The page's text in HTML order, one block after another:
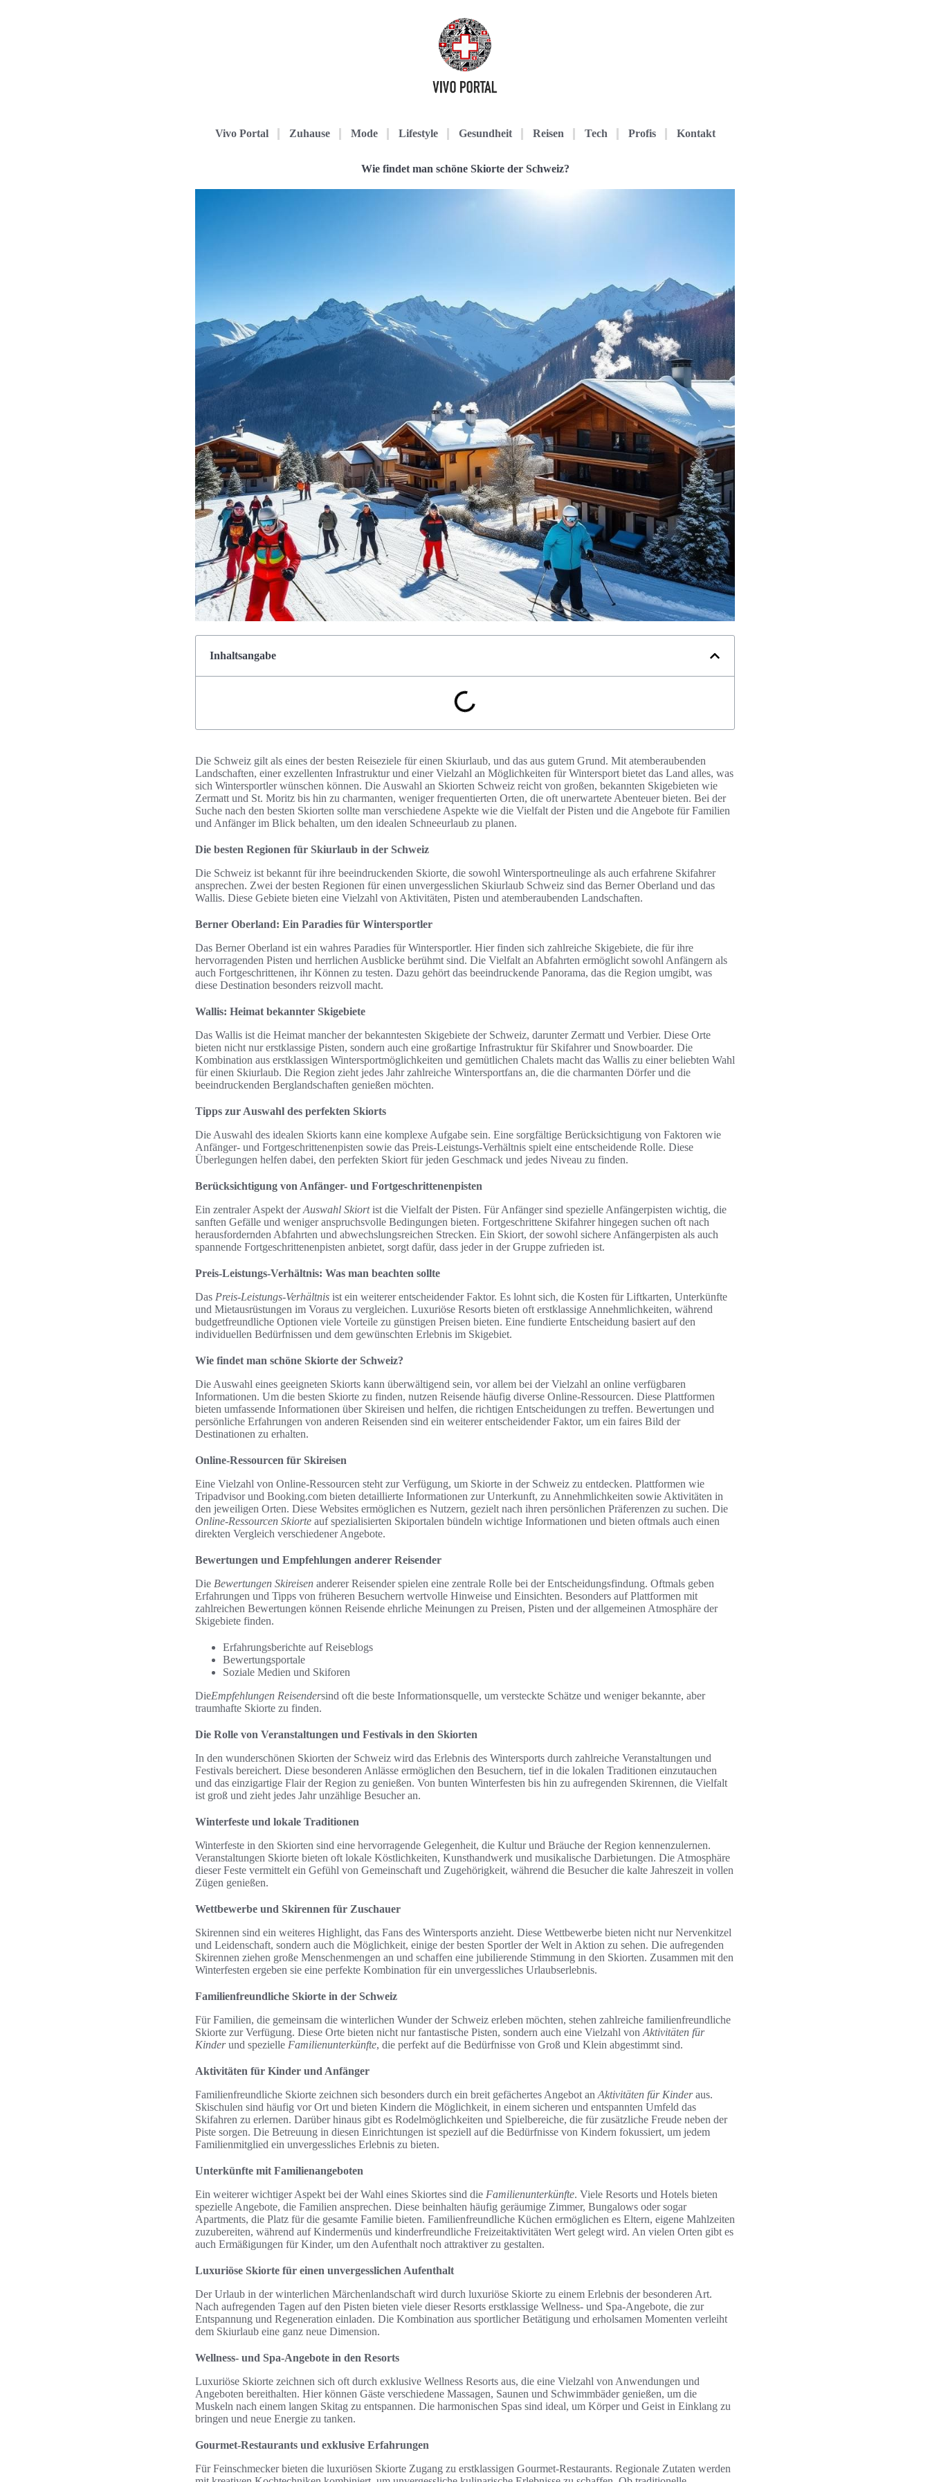
Vivo Portal Zuhause Mode Lifestyle Gesundheit Reisen Tech Profis Kontakt
Wie findet man schöne Skiorte der Schweiz?
Inhaltsangabe
Die Schweiz gilt als eines der besten Reiseziele für einen Skiurlaub, und das aus gutem Grund. Mit atemberaubenden
Landschaften, einer exzellenten Infrastruktur und einer Vielzahl an Möglichkeiten für Wintersport bietet das Land alles, was
sich Wintersportler wünschen können. Die Auswahl an Skiorten Schweiz reicht von großen, bekannten Skigebieten wie
Zermatt und St. Moritz bis hin zu charmanten, weniger frequentierten Orten, die oft unerwartete Abenteuer bieten. Bei der
Suche nach den besten Skiorten sollte man verschiedene Aspekte wie die Vielfalt der Pisten und die Angebote für Familien
und Anfänger im Blick behalten, um den idealen Schneeurlaub zu planen.
Die besten Regionen für Skiurlaub in der Schweiz
Die Schweiz ist bekannt für ihre beeindruckenden Skiorte, die sowohl Wintersportneulinge als auch erfahrene Skifahrer
ansprechen. Zwei der besten Regionen für einen unvergesslichen Skiurlaub Schweiz sind das Berner Oberland und das
Wallis. Diese Gebiete bieten eine Vielzahl von Aktivitäten, Pisten und atemberaubenden Landschaften.
Berner Oberland: Ein Paradies für Wintersportler
Das Berner Oberland ist ein wahres Paradies für Wintersportler. Hier finden sich zahlreiche Skigebiete, die für ihre
hervorragenden Pisten und herrlichen Ausblicke berühmt sind. Die Vielfalt an Abfahrten ermöglicht sowohl Anfängern als
auch Fortgeschrittenen, ihr Können zu testen. Dazu gehört das beeindruckende Panorama, das die Region umgibt, was
diese Destination besonders reizvoll macht.
Wallis: Heimat bekannter Skigebiete
Das Wallis ist die Heimat mancher der bekanntesten Skigebiete der Schweiz, darunter Zermatt und Verbier. Diese Orte
bieten nicht nur erstklassige Pisten, sondern auch eine großartige Infrastruktur für Skifahrer und Snowboarder. Die
Kombination aus erstklassigen Wintersportmöglichkeiten und gemütlichen Chalets macht das Wallis zu einer beliebten Wahl
für einen Skiurlaub. Die Region zieht jedes Jahr zahlreiche Wintersportfans an, die die charmanten Dörfer und die
beeindruckenden Berglandschaften genießen möchten.
Tipps zur Auswahl des perfekten Skiorts
Die Auswahl des idealen Skiorts kann eine komplexe Aufgabe sein. Eine sorgfältige Berücksichtigung von Faktoren wie
Anfänger- und Fortgeschrittenenpisten sowie das Preis-Leistungs-Verhältnis spielt eine entscheidende Rolle. Diese
Überlegungen helfen dabei, den perfekten Skiort für jeden Geschmack und jedes Niveau zu finden.
Berücksichtigung von Anfänger- und Fortgeschrittenenpisten
Ein zentraler Aspekt derAuswahl Skiortist die Vielfalt der Pisten. Für Anfänger sind spezielle Anfängerpisten wichtig, die
sanften Gefälle und weniger anspruchsvolle Bedingungen bieten. Fortgeschrittene Skifahrer hingegen suchen oft nach
herausfordernden Abfahrten und abwechslungsreichen Strecken. Ein Skiort, der sowohl sichere Anfängerpisten als auch
spannende Fortgeschrittenenpisten anbietet, sorgt dafür, dass jeder in der Gruppe zufrieden ist.
Preis-Leistungs-Verhältnis: Was man beachten sollte
Das Preis-Leistungs-Verhältnis ist ein weiterer entscheidender Faktor. Es lohnt sich, die Kosten für Liftkarten, Unterkünfte
und Mietausrüstungen im Voraus zu vergleichen. Luxuriöse Resorts bieten oft erstklassige Annehmlichkeiten, während
budgetfreundliche Optionen viele Vorteile zu günstigen Preisen bieten. Eine fundierte Entscheidung basiert auf den
individuellen Bedürfnissen und dem gewünschten Erlebnis im Skigebiet.
Wie findet man schöne Skiorte der Schweiz?
Die Auswahl eines geeigneten Skiorts kann überwältigend sein, vor allem bei der Vielzahl an online verfügbaren
Informationen. Um die besten Skiorte zu finden, nutzen Reisende häufig diverse Online-Ressourcen. Diese Plattformen
bieten umfassende Informationen über Skireisen und helfen, die richtigen Entscheidungen zu treffen. Bewertungen und
persönliche Erfahrungen von anderen Reisenden sind ein weiterer entscheidender Faktor, um ein faires Bild der
Destinationen zu erhalten.
Online-Ressourcen für Skireisen
Eine Vielzahl von Online-Ressourcen steht zur Verfügung, um Skiorte in der Schweiz zu entdecken. Plattformen wie
Tripadvisor und Booking.com bieten detaillierte Informationen zur Unterkunft, zu Annehmlichkeiten sowie Aktivitäten in
den jeweiligen Orten. Diese Websites ermöglichen es Nutzern, gezielt nach ihren persönlichen Präferenzen zu suchen. Die
Online-Ressourcen Skiorte auf spezialisierten Skiportalen bündeln wichtige Informationen und bieten oftmals auch einen
direkten Vergleich verschiedener Angebote.
Bewertungen und Empfehlungen anderer Reisender
Die Bewertungen Skireisen anderer Reisender spielen eine zentrale Rolle bei der Entscheidungsfindung. Oftmals geben
Erfahrungen und Tipps von früheren Besuchern wertvolle Hinweise und Einsichten. Besonders auf Plattformen mit
zahlreichen Bewertungen können Reisende ehrliche Meinungen zu Preisen, Pisten und der allgemeinen Atmosphäre der
Skigebiete finden.
Erfahrungsberichte auf Reiseblogs
Bewertungsportale
Soziale Medien und Skiforen
DieEmpfehlungen Reisendersind oft die beste Informationsquelle, um versteckte Schätze und weniger bekannte, aber
traumhafte Skiorte zu finden.
Die Rolle von Veranstaltungen und Festivals in den Skiorten
In den wunderschönen Skiorten der Schweiz wird das Erlebnis des Wintersports durch zahlreiche Veranstaltungen und
Festivals bereichert. Diese besonderen Anlässe ermöglichen den Besuchern, tief in die lokalen Traditionen einzutauchen
und das einzigartige Flair der Region zu genießen. Von bunten Winterfesten bis hin zu aufregenden Skirennen, die Vielfalt
ist groß und zieht jedes Jahr unzählige Besucher an.
Winterfeste und lokale Traditionen
Winterfeste in den Skiorten sind eine hervorragende Gelegenheit, die Kultur und Bräuche der Region kennenzulernen.
Veranstaltungen Skiorte bieten oft lokale Köstlichkeiten, Kunsthandwerk und musikalische Darbietungen. Die Atmosphäre
dieser Feste vermittelt ein Gefühl von Gemeinschaft und Zugehörigkeit, während die Besucher die kalte Jahreszeit in vollen
Zügen genießen.
Wettbewerbe und Skirennen für Zuschauer
Skirennen sind ein weiteres Highlight, das Fans des Wintersports anzieht. Diese Wettbewerbe bieten nicht nur Nervenkitzel
und Leidenschaft, sondern auch die Möglichkeit, einige der besten Sportler der Welt in Aktion zu sehen. Die aufregenden
Skirennen ziehen große Menschenmengen an und schaffen eine jubilierende Stimmung in den Skiorten. Zusammen mit den
Winterfesten ergeben sie eine perfekte Kombination für ein unvergessliches Urlaubserlebnis.
Familienfreundliche Skiorte in der Schweiz
Für Familien, die gemeinsam die winterlichen Wunder der Schweiz erleben möchten, stehen zahlreiche familienfreundliche
Skiorte zur Verfügung. Diese Orte bieten nicht nur fantastische Pisten, sondern auch eine Vielzahl von Aktivitäten für
Kinderund spezielle Familienunterkünfte, die perfekt auf die Bedürfnisse von Groß und Klein abgestimmt sind.
Aktivitäten für Kinder und Anfänger
Familienfreundliche Skiorte zeichnen sich besonders durch ein breit gefächertes Angebot an Aktivitäten für Kinderaus.
Skischulen sind häufig vor Ort und bieten Kindern die Möglichkeit, in einem sicheren und entspannten Umfeld das
Skifahren zu erlernen. Darüber hinaus gibt es Rodelmöglichkeiten und Spielbereiche, die für zusätzliche Freude neben der
Piste sorgen. Die Betreuung in diesen Einrichtungen ist speziell auf die Bedürfnisse von Kindern fokussiert, um jedem
Familienmitglied ein unvergessliches Erlebnis zu bieten.
Unterkünfte mit Familienangeboten
Ein weiterer wichtiger Aspekt bei der Wahl eines Skiortes sind die Familienunterkünfte. Viele Resorts und Hotels bieten
spezielle Angebote, die Familien ansprechen. Diese beinhalten häufig geräumige Zimmer, Bungalows oder sogar
Apartments, die Platz für die gesamte Familie bieten. Familienfreundliche Küchen ermöglichen es Eltern, eigene Mahlzeiten
zuzubereiten, während auf Kindermenüs und kinderfreundliche Freizeitaktivitäten Wert gelegt wird. An vielen Orten gibt es
auch Ermäßigungen für Kinder, um den Aufenthalt noch attraktiver zu gestalten.
Luxuriöse Skiorte für einen unvergesslichen Aufenthalt
Der Urlaub in der winterlichen Märchenlandschaft wird durch luxuriöse Skiorte zu einem Erlebnis der besonderen Art.
Nach aufregenden Tagen auf den Pisten bieten viele dieser Resorts erstklassige Wellness- und Spa-Angebote, die zur
Entspannung und Regeneration einladen. Die Kombination aus sportlicher Betätigung und erholsamen Momenten verleiht
dem Skiurlaub eine ganz neue Dimension.
Wellness- und Spa-Angebote in den Resorts
Luxuriöse Skiorte zeichnen sich oft durch exklusive Wellness Resorts aus, die eine Vielzahl von Anwendungen und
Angeboten bereithalten. Hier können Gäste verschiedene Massagen, Saunen und Schwimmbäder genießen, um die
Muskeln nach einem langen Skitag zu entspannen. Die harmonischen Spas sind ideal, um Körper und Geist in Einklang zu
bringen und neue Energie zu tanken.
Gourmet-Restaurants und exklusive Erfahrungen
Für Feinschmecker bieten die luxuriösen Skiorte Zugang zu erstklassigen Gourmet-Restaurants. Regionale Zutaten werden